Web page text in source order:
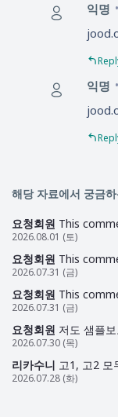
익명
익명
해당 자료에서 궁금
요청회원 This
2026.08.01 (토)
요청회원 This
2026.07.31 (금)
요청회원 This
2026.07.31 (금)
요청회원 저도 샘플
2026.07.30 (목)
리카수니 고1, 고2 모
2026.07.28 (화)